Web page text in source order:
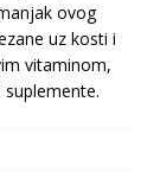
ovog
uz kosti i
vitaminom,